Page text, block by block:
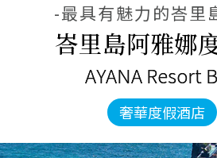
-最具有魅力的峇里
峇里島阿雅娜
AYANA Resort
奢華度假酒店